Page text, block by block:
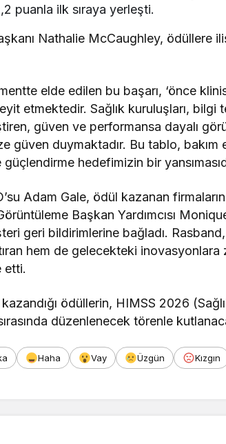
puanla ilk sıraya yerleşti.
Nathalie McCaughley, ödüllere
elde edilen bu başarı, ‘önce
etmektedir. Sağlık kuruluşları, bilgi
güven ve performansa dayalı
güven duymaktadır. Bu tablo, bakım
hedefimizin bir
Adam Gale, ödül kazanan
Başkan Yardımcısı
geri bildirimlerine bağladı.
hem de gelecekteki inovasyonlara
etti.
ödüllerin, HIMSS 2026
düzenlenecek törenle
Haha Vay Üzgün Kızgın